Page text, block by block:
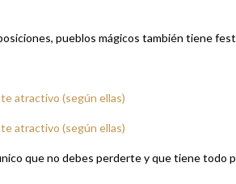
pueblos mágicos también tiene
atractivo (según ellas)
atractivo (según ellas)
que no debes perderte y que tiene todo